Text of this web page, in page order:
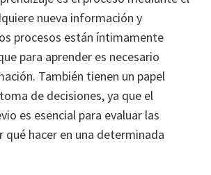
nueva información y
procesos están íntimamente
para aprender es necesario
También tienen un papel
de decisiones, ya que el
es esencial para evaluar las
qué hacer en una determinada